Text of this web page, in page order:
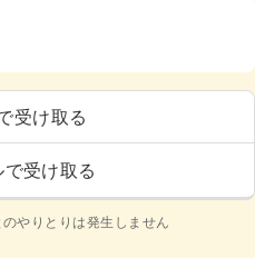
受け取る
で受け取る
やりとりは発生しません